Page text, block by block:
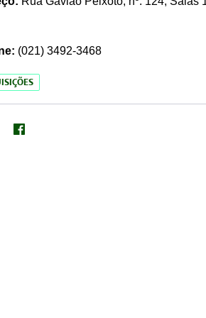
(021) 3492-3468